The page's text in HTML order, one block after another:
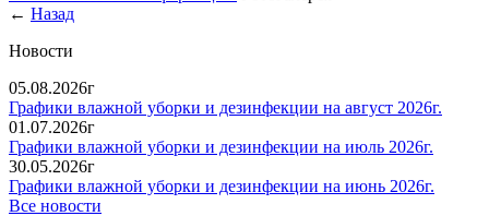
← Назад
Новости
05.08.2026г
Графики влажной уборки и дезинфекции на август 2026г.
01.07.2026г
Графики влажной уборки и дезинфекции на июль 2026г.
30.05.2026г
Графики влажной уборки и дезинфекции на июнь 2026г.
Все новости